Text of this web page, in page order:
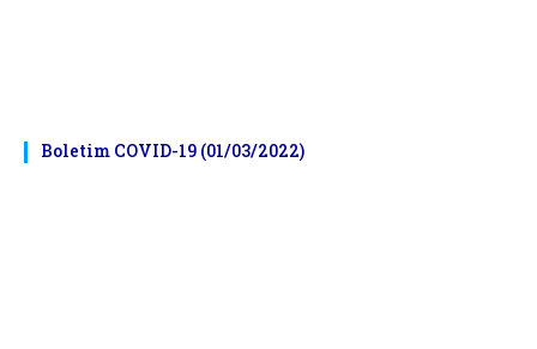
Boletim COVID-19 (01/03/2022)